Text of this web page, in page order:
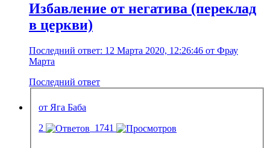
Избавление от негатива (переклад
в церкви)
Последний ответ: 12 Марта 2020, 12:26:46 от Фрау
Марта
Последний ответ
от Яга Баба
2
1741